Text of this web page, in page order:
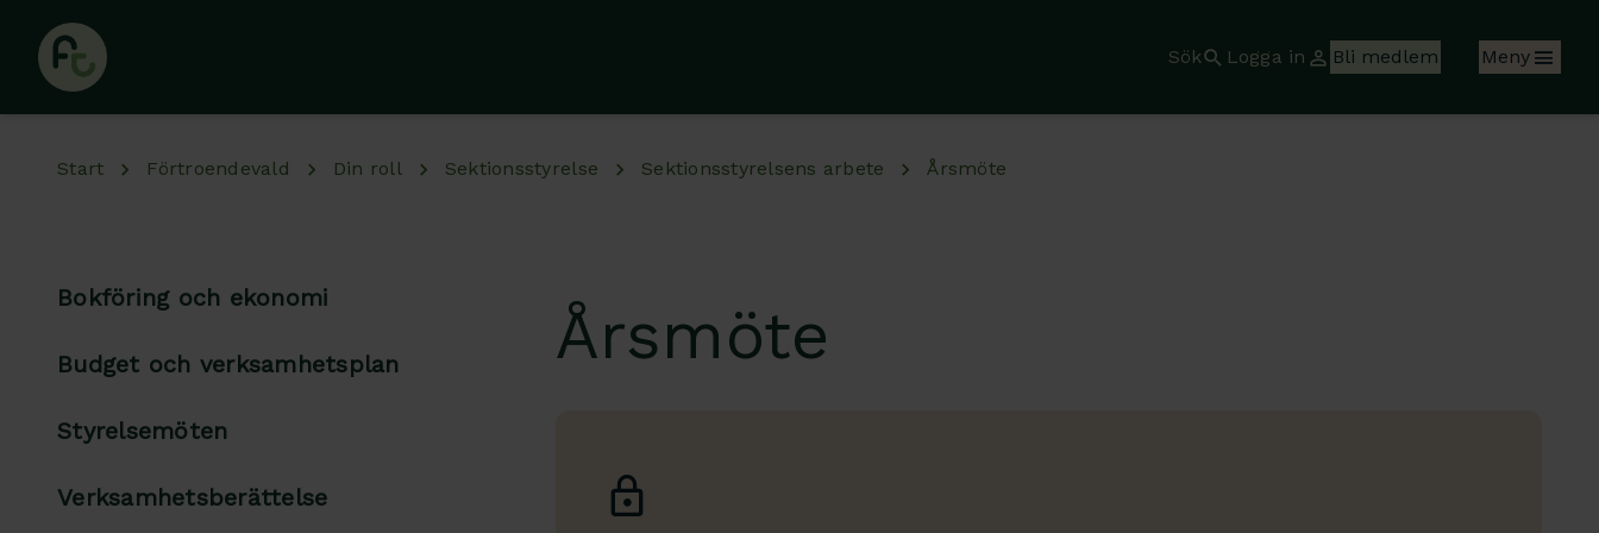
Sök
Logga in Bli medlem Meny
Start Förtroendevald Din roll Sektionsstyrelse Sektionsstyrelsens arbete Årsmöte
Bokföring och ekonomi
Budget och verksamhetsplan
Styrelsemöten
Verksamhetsberättelse
Årsmöte